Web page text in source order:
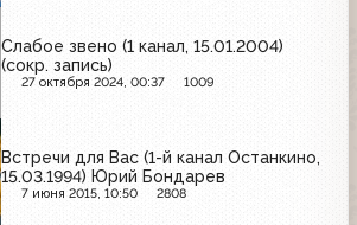
Слабое звено (1 канал, 15.01.2004)
(сокр. запись)
27 октября 2024, 00:37 1009
Встречи для Вас (1-й канал Останкино,
15.03.1994) Юрий Бондарев
7 июня 2015, 10:50 2808